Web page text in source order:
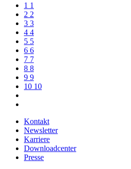
1 1
2 2
3 3
4 4
5 5
6 6
7 7
8 8
9 9
10 10
Kontakt
Newsletter
Karriere
Downloadcenter
Presse